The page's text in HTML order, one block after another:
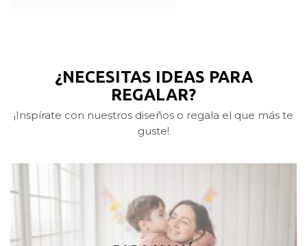
¿NECESITAS IDEAS PARA
REGALAR?
¡Inspírate con nuestros diseños o regala el que más te
guste!